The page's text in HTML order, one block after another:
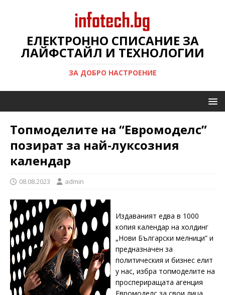
ЕЛЕКТРОННО СПИСАНИЕ ЗА
ЛАЙФСТАЙЛ И ТЕХНОЛОГИИ
ЗА ДОБРО НАСТРОЕНИЕ
Топмоделите на “Евромоделс”
позират за най-луксозния
календар
08.08.2023 admin
Издаваният едва в 1000
копия календар на холдинг
„Нови Български мелници” и
предназначен за
политическия и бизнес елит
у нас, избра топмоделите на
проспериращата агенция